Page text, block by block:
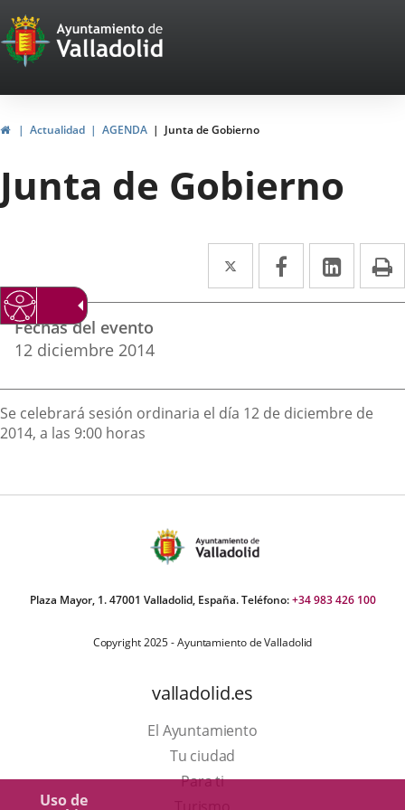
Uso de
Portal
Web
del
Ayuntamiento
de
Valladolid
InicioActualidad AGENDA Junta de Gobierno
Junta de Gobierno
Twitter
Enlace
a
externa.
Facebook
Enlace
a
externa.
Enlace
a
Datos
del
evento
Fechas del evento
12 diciembre 2014
Descripción
Se celebrará sesión ordinaria el día 12 de diciembre de
2014, a las 9:00 horas
Plaza Mayor, 1. 47001 Valladolid, España. Teléfono:+34 983 426 100
Copyright 2025 - Ayuntamiento de Valladolid
valladolid.es
El Ayuntamiento
Tu ciudad
Para ti